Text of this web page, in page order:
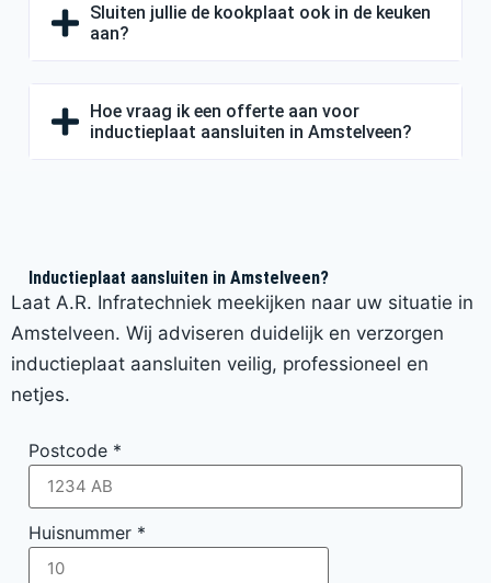
Sluiten jullie de kookplaat ook in de keuken
aan?
Hoe vraag ik een offerte aan voor
inductieplaat aansluiten in Amstelveen?
Inductieplaat aansluiten in Amstelveen?
Laat A.R. Infratechniek meekijken naar uw situatie in
Amstelveen. Wij adviseren duidelijk en verzorgen
inductieplaat aansluiten veilig, professioneel en
netjes.
Postcode *
Huisnummer *